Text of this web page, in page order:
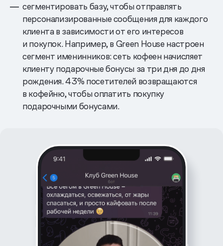
сегментировать базу, чтобы отправлять
персонализированные сообщения для каждого
клиента в зависимости от его интересов
и покупок. Например, в Green House настроен
сегмент именинников: сеть кофеен начисляет
клиенту подарочные бонусы за три дня до дня
рождения. 43% посетителей возвращаются
в кофейню, чтобы оплатить покупку
подарочными бонусами.